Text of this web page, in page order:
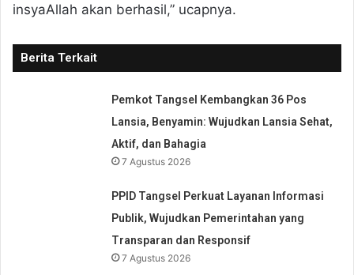
insyaAllah akan berhasil,” ucapnya.
Berita Terkait
Pemkot Tangsel Kembangkan 36 Pos
Lansia, Benyamin: Wujudkan Lansia Sehat,
Aktif, dan Bahagia
7 Agustus 2026
PPID Tangsel Perkuat Layanan Informasi
Publik, Wujudkan Pemerintahan yang
Transparan dan Responsif
7 Agustus 2026